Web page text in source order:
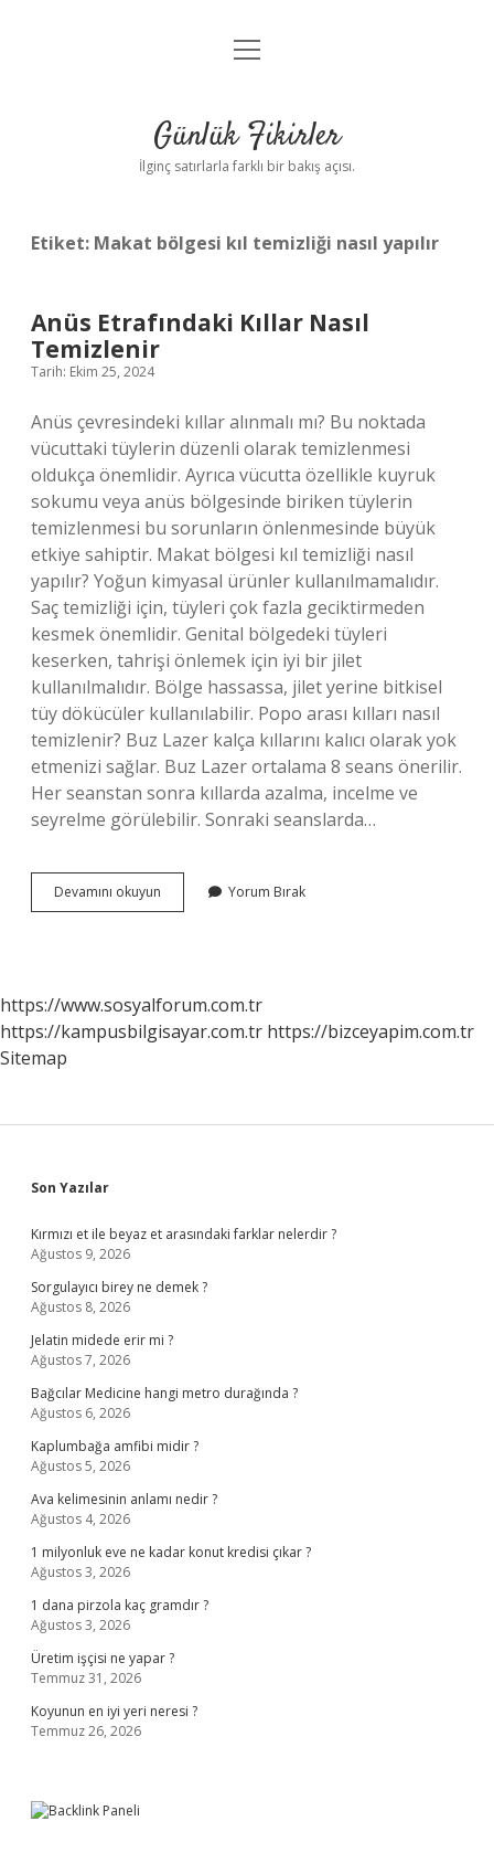
Anasayfa
Yasal Uyarı
menüyü
Günlük Fikirler
İlginç satırlarla farklı bir bakış açısı.
Etiket: Makat bölgesi kıl temizliği nasıl yapılır
Anüs Etrafındaki Kıllar Nasıl
Temizlenir
Tarih: Ekim 25, 2024
Anüs çevresindeki kıllar alınmalı mı? Bu noktada
vücuttaki tüylerin düzenli olarak temizlenmesi
oldukça önemlidir. Ayrıca vücutta özellikle kuyruk
sokumu veya anüs bölgesinde biriken tüylerin
temizlenmesi bu sorunların önlenmesinde büyük
etkiye sahiptir. Makat bölgesi kıl temizliği nasıl
yapılır? Yoğun kimyasal ürünler kullanılmamalıdır.
Saç temizliği için, tüyleri çok fazla geciktirmeden
kesmek önemlidir. Genital bölgedeki tüyleri
keserken, tahrişi önlemek için iyi bir jilet
kullanılmalıdır. Bölge hassassa, jilet yerine bitkisel
tüy dökücüler kullanılabilir. Popo arası kılları nasıl
temizlenir? Buz Lazer kalça kıllarını kalıcı olarak yok
etmenizi sağlar. Buz Lazer ortalama 8 seans önerilir.
Her seanstan sonra kıllarda azalma, incelme ve
seyrelme görülebilir. Sonraki seanslarda…
Devamını okuyun
Etrafındaki
Yorum Bırak
https://www.sosyalforum.com.tr
https://kampusbilgisayar.com.tr https://bizceyapim.com.tr
Sitemap
Sidebar
Son Yazılar
Kırmızı et ile beyaz et arasındaki farklar nelerdir ?
Ağustos 9, 2026
Sorgulayıcı birey ne demek ?
Ağustos 8, 2026
Jelatin midede erir mi ?
Ağustos 7, 2026
Bağcılar Medicine hangi metro durağında ?
Ağustos 6, 2026
Kaplumbağa amfibi midir ?
Ağustos 5, 2026
Ava kelimesinin anlamı nedir ?
Ağustos 4, 2026
1 milyonluk eve ne kadar konut kredisi çıkar ?
Ağustos 3, 2026
1 dana pirzola kaç gramdır ?
Ağustos 3, 2026
Üretim işçisi ne yapar ?
Temmuz 31, 2026
Koyunun en iyi yeri neresi ?
Temmuz 26, 2026